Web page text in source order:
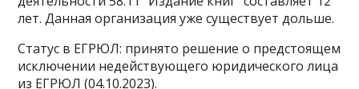
лет. Данная организация уже существует дольше.
Статус в ЕГРЮЛ: принято решение о предстоящем
исключении недействующего юридического лица
из ЕГРЮЛ (04.10.2023).